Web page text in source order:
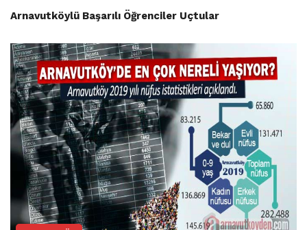
Arnavutköylü Başarılı Öğrenciler Uçtular